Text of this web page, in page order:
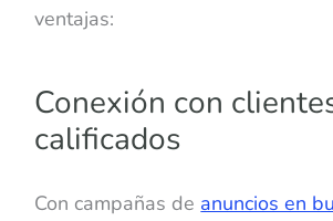
ventajas:
Conexión con
calificados
Con campañas de anuncios en